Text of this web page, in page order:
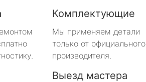
Комплектующие
Мы применяем детали
только от официального
производителя.
Выезд мастера